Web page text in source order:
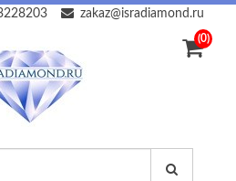
zakaz@isradiamond.ru
(0)